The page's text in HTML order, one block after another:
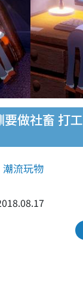
做社畜 打
潮流玩物